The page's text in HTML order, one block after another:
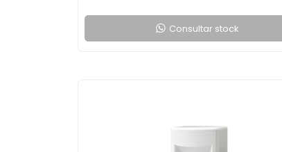
Consultar stock